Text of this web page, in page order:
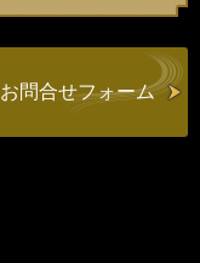
お問合せフォーム